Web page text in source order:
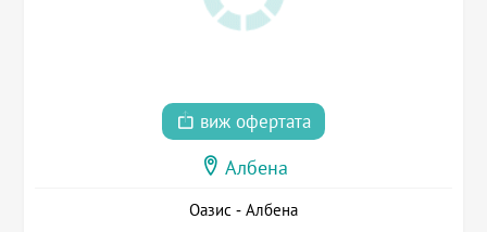
виж офертата
Албена
Оазис - Албена